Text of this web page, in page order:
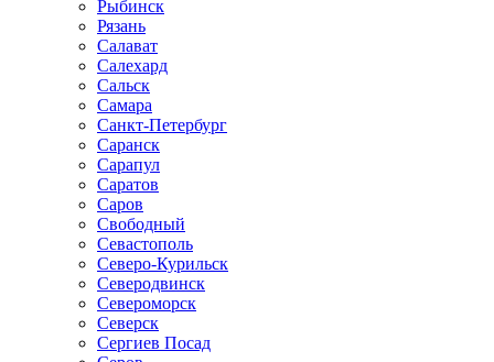
Рыбинск
Рязань
Салават
Салехард
Сальск
Самара
Санкт-Петербург
Саранск
Сарапул
Саратов
Саров
Свободный
Севастополь
Северо-Курильск
Северодвинск
Североморск
Северск
Сергиев Посад